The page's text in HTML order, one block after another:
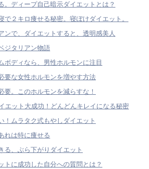
。ディープ自己暗示ダイエットとは？
で２キロ痩せる秘密。寝ぼけダイエット。
ンで、ダイエットすると、透明感美人
ジタリアン物語
ボディなら、男性ホルモンに注目
要な女性ホルモンを増やす方法
要。このホルモンを減らすな！
エット大成功！どんどんキレイになる秘密
！ムラタク式もやしダイエット
れは特に痩せる
る、ぶら下がりダイエット
トに成功した自分への質問とは？